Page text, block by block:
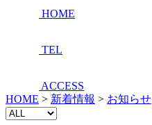
HOME
TEL
ACCESS
HOME > 新着情報 > お知らせ